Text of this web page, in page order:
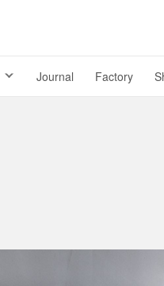
Journal Factory